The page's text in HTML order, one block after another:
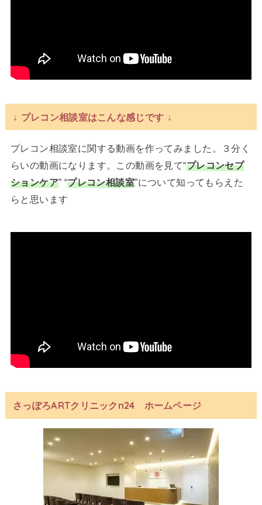
↓ プレコン相談室はこんな感じです ↓
プレコン相談室に関する動画を作ってみました。３分く
らいの動画になります。この動画を見て“プレコンセプ
ションケア” “プレコン相談室”について知ってもらえた
らと思います
さっぽろARTクリニックn24 ホームページ